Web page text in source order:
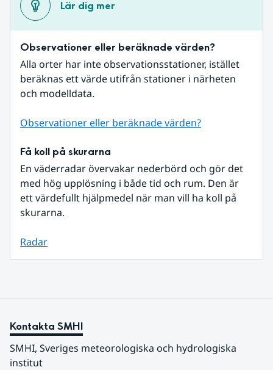
Lär dig mer
Observationer eller beräknade värden?
Alla orter har inte observationsstationer, istället
beräknas ett värde utifrån stationer i närheten
och modelldata.
Observationer eller beräknade värden?
Få koll på skurarna
En väderradar övervakar nederbörd och gör det
med hög upplösning i både tid och rum. Den är
ett värdefullt hjälpmedel när man vill ha koll på
skurarna.
Radar
Kontakta SMHI
SMHI, Sveriges meteorologiska och hydrologiska
institut